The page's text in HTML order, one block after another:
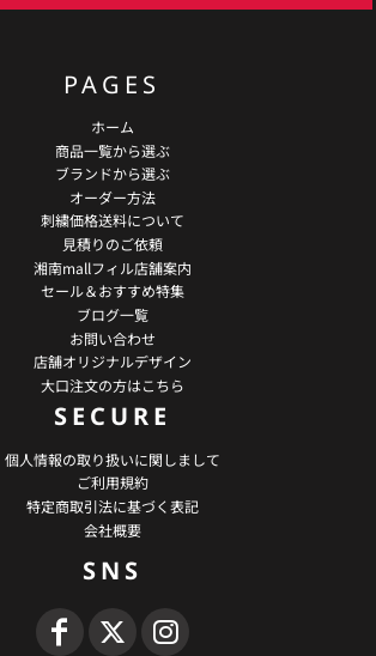
PAGES
ホーム
商品一覧から選ぶ
ブランドから選ぶ
オーダー方法
刺繍価格送料について
見積りのご依頼
湘南mallフィル店舗案内
セール＆おすすめ特集
ブログ一覧
お問い合わせ
店舗オリジナルデザイン
大口注文の方はこちら
SECURE
個人情報の取り扱いに関しまして
ご利用規約
特定商取引法に基づく表記
会社概要
SNS